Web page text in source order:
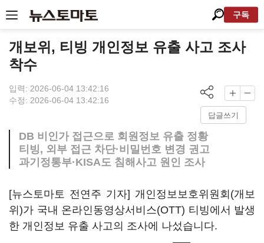
구독
개보위, 티빙 개인정보 유출 사고 조사
착수
입력: 2026-06-04 13:42:16
수정: 2026-06-04 13:42:16
답글쓰기
DB 비인가 접근으로 회원정보 유출 정황
티빙, 외부 접근 차단·비밀번호 변경 권고
과기정통부·KISA도 침해사고 원인 조사
[뉴스토마토 전연주 기자] 개인정보보호위원회(개보
위)가 국내 온라인동영상서비스(OTT) 티빙에서 발생
한 개인정보 유출 사고의 조사에 나섰습니다.